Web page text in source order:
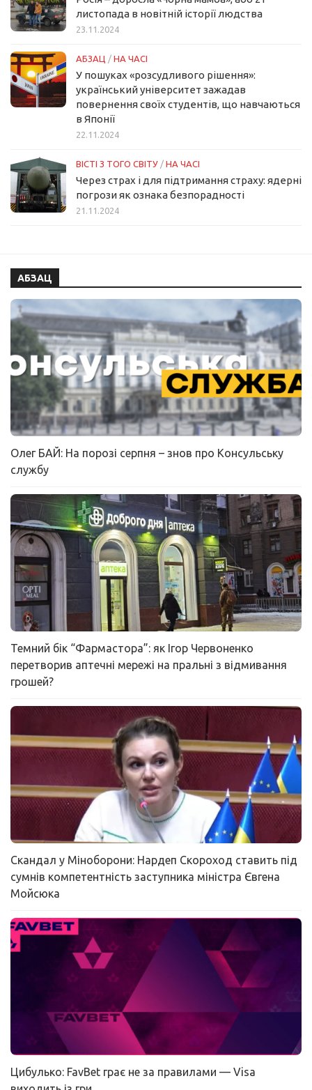
листопада в новітній історії людства
23.11.2024
АБЗАЦ / НА ЧАСІ
У пошуках «розсудливого рішення»:
український університет зажадав
повернення своїх студентів, що навчаються
в Японії
22.11.2024
ВІСТІ З ТОГО СВІТУ / НА ЧАСІ
Через страх і для підтримання страху: ядерні
погрози як ознака безпорадності
21.11.2024
АБЗАЦ
Олег БАЙ: На порозі серпня – знов про Консульську
службу
Темний бік “Фармастора”: як Ігор Червоненко
перетворив аптечні мережі на пральні з відмивання
грошей?
Скандал у Міноборони: Нардеп Скороход ставить під
сумнів компетентність заступника міністра Євгена
Мойсюка
Цибулько: FavBet грає не за правилами — Visa